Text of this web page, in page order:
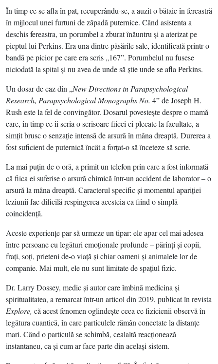
În timp ce se afla în pat, recuperându-se, a auzit o bătaie în fereastră
în mijlocul unei furtuni de zăpadă puternice. Când asistenta a
deschis fereastra, un porumbel a zburat înăuntru şi a aterizat pe
pieptul lui Perkins. Era una dintre păsările sale, identificată printr-o
bandă pe picior pe care era scris „167”. Porumbelul nu fusese
niciodată la spital şi nu avea de unde să ştie unde se afla Perkins.
Un dosar de caz din „New Directions in Parapsychological
Research, Parapsychological Monographs No. 4” de Joseph H.
Rush este la fel de convingător. Dosarul povesteşte despre o mamă
care, în timp ce îi scria o scrisoare fiicei ei plecate la facultate, a
simţit brusc o senzaţie intensă de arsură în mâna dreaptă. Durerea a
fost suficient de puternică încât a forţat-o să înceteze să scrie.
La mai puţin de o oră, a primit un telefon prin care a fost informată
că fiica ei suferise o arsură chimică într-un accident de laborator – o
arsură la mâna dreaptă. Caracterul specific şi momentul apariţiei
leziunii fac dificilă respingerea acesteia ca fiind o simplă
coincidenţă.
Aceste experienţe par să urmeze un tipar: ele apar cel mai adesea
între persoane cu legături emoţionale profunde – părinţi şi copii,
fraţi, soţi, prieteni de-o viaţă şi chiar oameni şi animalele lor de
companie. Mai mult, ele nu sunt limitate de spaţiul fizic.
Dr. Larry Dossey, medic şi autor care îmbină medicina şi
spiritualitatea, a remarcat într-un articol din 2019, publicat în revista
Explore, că acest fenomen oglindeşte ceea ce fizicienii observă în
legătura cuantică, în care particulele rămân conectate la distanţe
mari. Când o particulă se schimbă, cealaltă reacţionează
instantaneu, ca şi cum ar face parte din acelaşi sistem.